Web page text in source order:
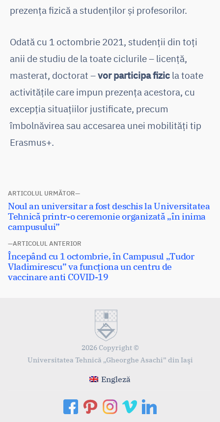
prezența fizică a studenților și profesorilor.
Odată cu 1 octombrie 2021, studenții din toți
anii de studiu de la toate ciclurile – licență,
masterat, doctorat –vor participa fizic la toate
activitățile care impun prezența acestora, cu
excepția situațiilor justificate, precum
îmbolnăvirea sau accesarea unei mobilități tip
Erasmus+.
Navigare
în
articole
ARTICOLUL ANTERIOR
Articolul
anterior:
Începând cu 1 octombrie, în Campusul „Tudor
Vladimirescu” va funcționa un centru de
vaccinare anti COVID-19
ARTICOLUL URMĂTOR
Articolul
următor:
Noul an universitar a fost deschis la Universitatea
Tehnică printr-o ceremonie organizată „în inima
campusului”
2026 Copyright ©
Universitatea Tehnică „Gheorghe Asachi” din Iaşi
Engleză